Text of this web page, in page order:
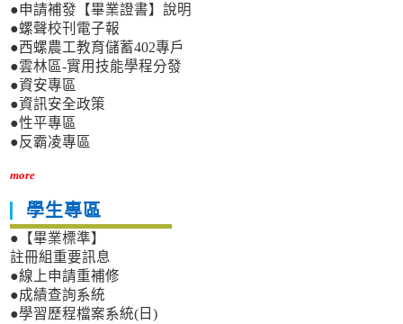
●申請補發【畢業證書】說明
●螺聲校刊電子報
●西螺農工教育儲蓄402專戶
●雲林區-實用技能學程分發
●資安專區
●資訊安全政策
●性平專區
●反霸凌專區
more
學生專區
●【畢業標準】
註冊組重要訊息
●線上申請重補修
●成績查詢系統
●學習歷程檔案系統(日)